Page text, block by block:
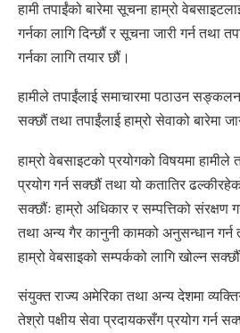
हामी तपाईंको बारेमा सूचना हाम्रो
गर्नका लागि दिन्छौं र सूचना जारी गर्न तथा
गर्नका लागि तयार छौं।
हामीले तपाईंलाई समाचारमा पठाउन
सक्छौं तथा तपाईंलाई हाम्रो सेवाको बारेमा
हाम्रो वेबसाइटको प्रयोगको विषयमा हामीले
प्रयोग गर्न सक्छौं तथा यो कतातिर
सक्छौंः हाम्रो अधिकार र सम्पत्तिको संरक्षण
तथा अन्य गैर कानुनी कामको अनुसन्धान गर्न
हाम्रो वेबसाइको सम्पर्कको लागि खोल्न
संयुक्त राज्य अमेरिका तथा अन्य देशमा
तेश्रो पक्षीय सेवा प्रदायकसँग प्रयोग गर्न